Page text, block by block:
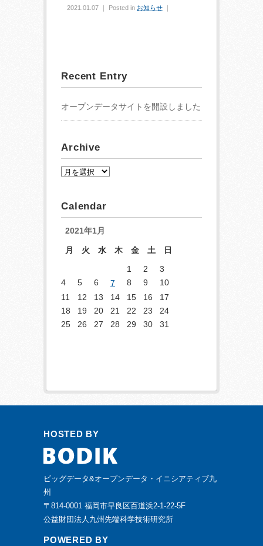
2021.01.07 ｜ Posted in お知らせ ｜
Recent Entry
オープンデータサイトを開設しました
Archive
c
h
Calendar
2021年1月
月 火 水 木 金 土
日
1
2
3
4
5 6 7 8 9
10
11
12 13 14 15 16
17
18
19 20 21 22 23
24
25
26 27 28 29 30 31
HOSTED BY
ビッグデータ&オープンデータ・イニシアティブ九
州
〒814-0001 福岡市早良区百道浜2-1-22-5F
公益財団法人九州先端科学技術研究所
POWERED BY